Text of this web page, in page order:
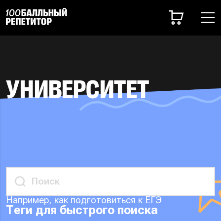
УНИВЕРСИТЕТ
Например, как подготовиться к ЕГЭ
Теги для быстрого поиска